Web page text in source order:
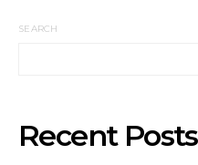
SEARCH
Recent Posts